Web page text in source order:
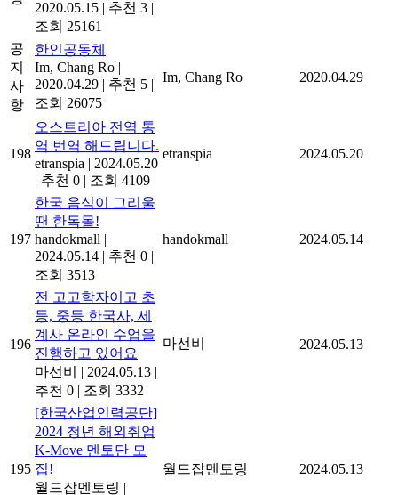
2020.05.15 | 추천 3 |
조회 25161
공
지
사
항
한인공동체
Im, Chang Ro |
2020.04.29 | 추천 5 |
조회 26075
Im, Chang Ro 2020.04.29
198
오스트리아 전역 통
역 번역 해드립니다.
etranspia | 2024.05.20
| 추천 0 | 조회 4109
etranspia 2024.05.20
197
한국 음식이 그리울
땐 한독몰!
handokmall |
2024.05.14 | 추천 0 |
조회 3513
handokmall 2024.05.14
196
전 고고학자이고 초
등, 중등 한국사, 세
계사 온라인 수업을
진행하고 있어요
마선비
| 2024.05.13 |
추천 0 | 조회 3332
마선비 2024.05.13
195
[한국산업인력공단]
2024 청년 해외취업
K-Move 멘토단 모
집!
월드잡멘토링 |
월드잡멘토링 2024.05.13